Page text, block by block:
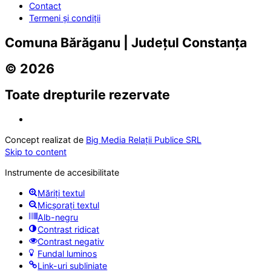
Contact
Termeni și condiții
Comuna Bărăganu | Județul Constanța
© 2026
Toate drepturile rezervate
Concept realizat de Big Media Relații Publice SRL
Skip to content
Instrumente de accesibilitate
Măriți textul
Micșorați textul
Alb-negru
Contrast ridicat
Contrast negativ
Fundal luminos
Link-uri subliniate